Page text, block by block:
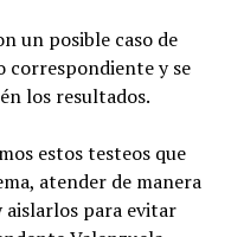
un posible caso de
correspondiente y se
los resultados.
estos testeos que
atender de manera
aislarlos para evitar